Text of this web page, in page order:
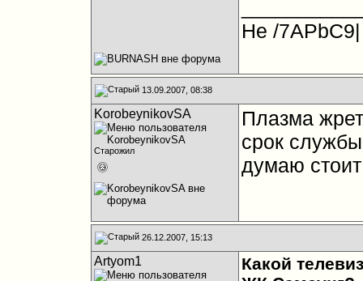
Не /
13.09.2007, 08:38
KorobeynikovSA
Старожил
Плазма
срок
думаю
26.12.2007, 15:13
Artyom1
Какой